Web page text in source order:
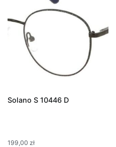
Solano S 10446 D
199,00 zł